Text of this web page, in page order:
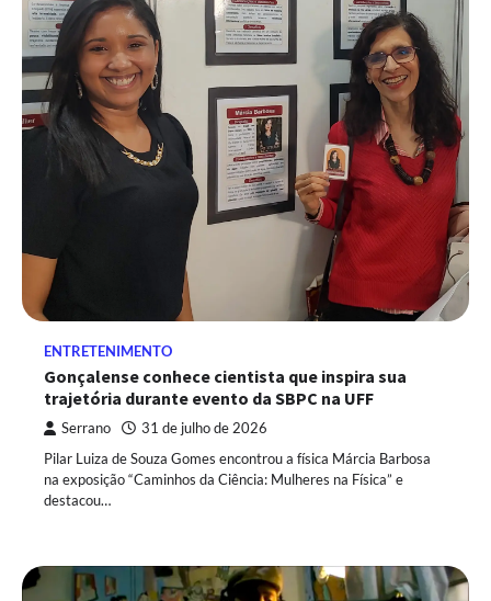
ENTRETENIMENTO
Gonçalense conhece cientista que inspira sua
trajetória durante evento da SBPC na UFF
Serrano 31 de julho de 2026
Pilar Luiza de Souza Gomes encontrou a física Márcia Barbosa
na exposição “Caminhos da Ciência: Mulheres na Física” e
destacou…